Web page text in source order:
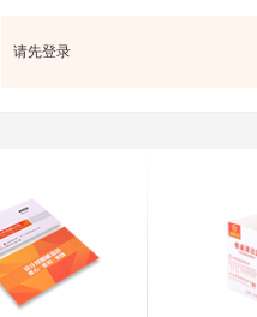
请先登录